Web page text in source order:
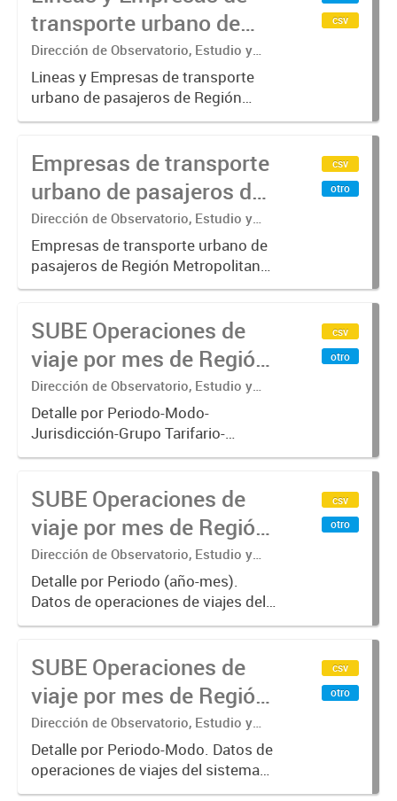
transporte urbano de
pasajeros de Región
Metropolitana de
Buenos Aires - SUBE
Dirección de Observatorio, Estudio y
Sistemas – Ministerio de Transporte
Lineas y Empresas de transporte
urbano de pasajeros de Región
Metropolitana de Buenos Aires
metro y colectivos. Empresas que
operan con SUBE .-
csv
Empresas de transporte
urbano de pasajeros de
Región Metropolitana de
Buenos Aires - SUBE
Dirección de Observatorio, Estudio y
Sistemas – Ministerio de Transporte
Empresas de transporte urbano de
pasajeros de Región Metropolitana
de Buenos Aires incluyendo trenes,
Empresas que operan con
SUBE_x000D_ .-
csv
otro
SUBE Operaciones de
viaje por mes de Región
Metropolitana de
Buenos Aires, agregado
Dirección de Observatorio, Estudio y
Sistemas – Ministerio de Transporte
Detalle por Periodo-Modo-
Jurisdicción-Grupo Tarifario-
Empresa-Línea. Datos de
único de boleto electrónico(SUBE)
para el periodo registrado desde
01/01/2013 hasta...
csv
otro
SUBE Operaciones de
viaje por mes de Región
Metropolitana de
Buenos Aires, agregado
por Mes
Dirección de Observatorio, Estudio y
Sistemas – Ministerio de Transporte
Detalle por Periodo (año-mes).
Datos de operaciones de viajes del
sistema único de boleto
registrado desde 01/01/2013 hasta
31/10/2019 para líneas de
transporte...
csv
otro
SUBE Operaciones de
viaje por mes de Región
Metropolitana de
Buenos Aires, agregado
por Periodo-Modo
Dirección de Observatorio, Estudio y
Sistemas – Ministerio de Transporte
Detalle por Periodo-Modo. Datos de
operaciones de viajes del sistema
único de boleto electrónico(SUBE)
csv
otro